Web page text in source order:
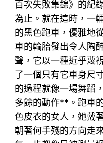
百次失敗集錦》的紀
為止。就在這時，一
的黑色跑車，優雅地
車的輪胎發出令人陶
聲，它以一種近乎蔑
了一個只有它車身尺
的過程就像一場舞蹈
多餘的動作**。跑車
色皮衣的女人，她戴
朝著何手殘的方向走